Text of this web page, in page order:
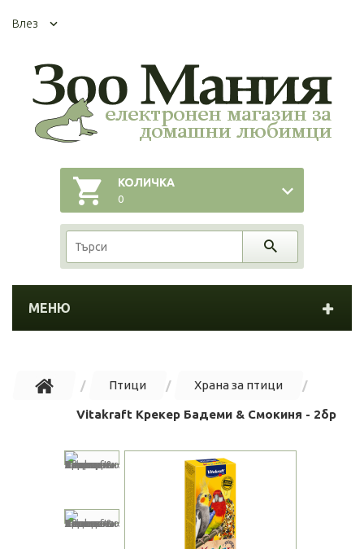
Влез
КОЛИЧКА
0
МЕНЮ
Птици Храна за птици
Vitakraft Крекер Бадеми & Смокиня - 2бр